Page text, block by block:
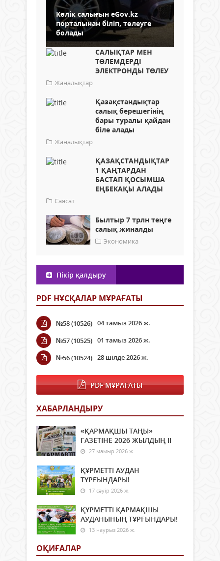
Көлік салығын eGov.kz
порталынан біліп, төлеуге
болады
САЛЫҚТАР МЕН
ТӨЛЕМДЕРДІ
ЭЛЕКТРОНДЫ ТӨЛЕУ
Жаңалықтар
Қазақстандықтар
салық берешегінің
бары туралы қайдан
біле алады
Жаңалықтар
ҚАЗАҚСТАНДЫҚТАР
1 ҚАҢТАРДАН
БАСТАП ҚОСЫМША
ЕҢБЕКАҚЫ АЛАДЫ
Саясат
Былтыр 7 трлн теңге
салық жиналды
Экономика
Пікір қалдыру
PDF НҰСҚАЛАР МҰРАҒАТЫ
№58 (10526) 04 тамыз 2026 ж.
№57 (10525) 01 тамыз 2026 ж.
№56 (10524) 28 шілде 2026 ж.
PDF МҰРАҒАТЫ
ХАБАРЛАНДЫРУ
«ҚАРМАҚШЫ ТАҢЫ»
ГАЗЕТІНЕ 2026 ЖЫЛДЫҢ ІI
27 мамыр 2026 ж.
ҚҰРМЕТТІ АУДАН
ТҰРҒЫНДАРЫ!
17 сәуір 2026 ж.
ҚҰРМЕТТІ ҚАРМАҚШЫ
АУДАНЫНЫҢ ТҰРҒЫНДАРЫ!
13 наурыз 2026 ж.
ОҚИҒАЛАР